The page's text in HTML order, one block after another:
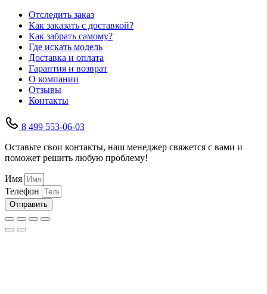
Отследить заказ
Как заказать с доставкой?
Как забрать самому?
Где искать модель
Доставка и оплата
Гарантия и возврат
О компании
Отзывы
Контакты
8 499 553-06-03
Оставьте свои контакты, наш менеджер свяжется с вами и
поможет решить любую проблему!
Имя
Телефон
Отправить